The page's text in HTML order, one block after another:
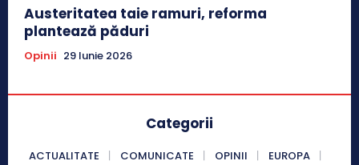
Austeritatea taie ramuri, reforma
plantează păduri
Opinii 29 Iunie 2026
Categorii
ACTUALITATE COMUNICATE OPINII
EUROPA